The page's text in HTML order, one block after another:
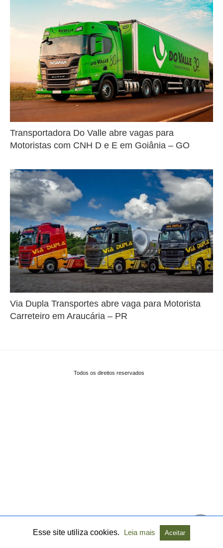
Transportadora Do Valle abre vagas para
Motoristas com CNH D e E em Goiânia – GO
Via Dupla Transportes abre vaga para Motorista
Carreteiro em Araucária – PR
Todos os direitos reservados
Esse site utiliza cookies. Leia mais Aceitar